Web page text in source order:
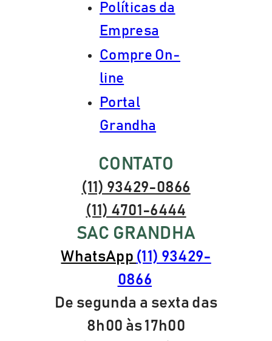
Políticas da
Empresa
Compre On-
line
Portal
Grandha
CONTATO
(11) 93429-0866
(11) 4701-6444
SAC GRANDHA
WhatsApp (11) 93429-
0866
De segunda a sexta das
8h00 às 17h00